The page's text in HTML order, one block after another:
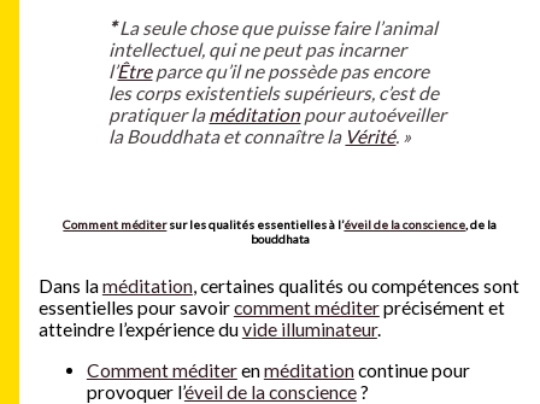
*La seule chose que puisse faire l’animal
intellectuel, qui ne peut pas incarner
l’Êtreparce qu’il ne possède pas encore
les corps existentiels supérieurs, c’est de
pratiquer laméditation pour autoéveiller
la Bouddhata et connaître la Vérité. »
Comment méditersur les qualités essentielles à l’éveil de la conscience , de la
bouddhata
Dans laméditation, certaines qualités ou compétences sont
essentielles pour savoircomment méditerprécisément et
atteindre l’expérience duvide illuminateur.
Comment méditerenméditationcontinue pour
provoquer l’éveil de la conscience?